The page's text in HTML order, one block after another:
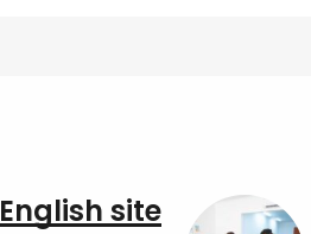
English site